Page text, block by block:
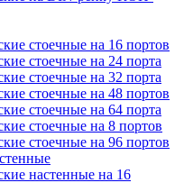
стоечные на 16 портов
стоечные на 24 порта
стоечные на 32 порта
стоечные на 48 портов
стоечные на 64 порта
стоечные на 8 портов
стоечные на 96 портов
настенные на 16